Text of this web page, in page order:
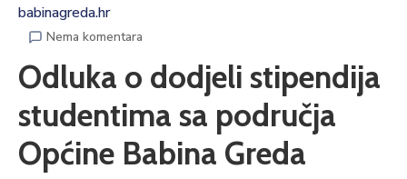
babinagreda.hr
Nema komentara
Odluka o dodjeli stipendija
studentima sa područja
Općine Babina Greda